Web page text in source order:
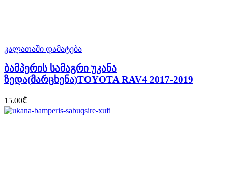
კალათაში დამატება
ბამპერის სამაგრი უკანა
ზედა(მარცხენა)TOYOTA RAV4 2017-2019
15.00₾